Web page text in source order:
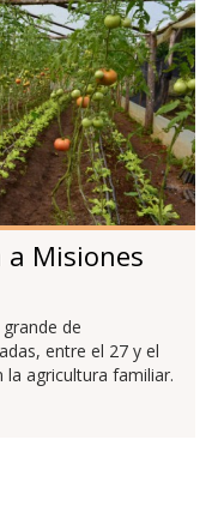
a Misiones
de
entre el 27 y el
la agricultura familiar.